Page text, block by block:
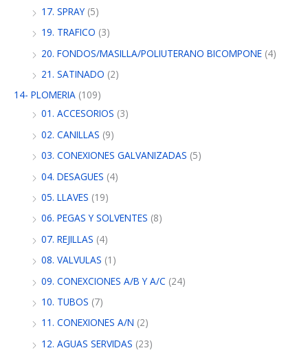
17. SPRAY (5)
19. TRAFICO (3)
20. FONDOS/MASILLA/POLIUTERANO BICOMPONE (4)
21. SATINADO (2)
14- PLOMERIA (109)
01. ACCESORIOS (3)
02. CANILLAS (9)
03. CONEXIONES GALVANIZADAS (5)
04. DESAGUES (4)
05. LLAVES (19)
06. PEGAS Y SOLVENTES (8)
07. REJILLAS (4)
08. VALVULAS (1)
09. CONEXCIONES A/B Y A/C (24)
10. TUBOS (7)
11. CONEXIONES A/N (2)
12. AGUAS SERVIDAS (23)